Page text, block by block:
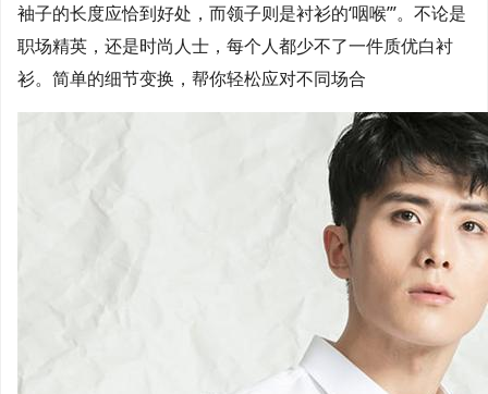
袖子的长度应恰到好处，而领子则是衬衫的‘咽喉’”。不论是
职场精英，还是时尚人士，每个人都少不了一件质优白衬
衫。简单的细节变换，帮你轻松应对不同场合